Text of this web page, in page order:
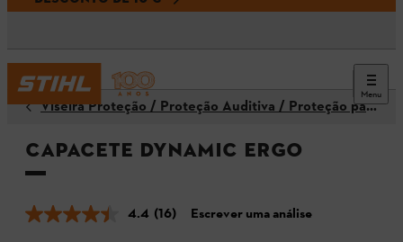
Menu
Viseira Proteção / Proteção Auditiva / Proteção para a Cabeça / Capacetes
Capacete DYNAMIC Ergo
4.4 (16) Escrever uma análise